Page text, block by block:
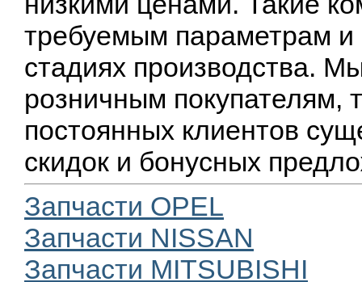
требуемым параметрам и
стадиях производства.
розничным покупателям,
постоянных клиентов
скидок и бонусных
Запчасти OPEL
Запчасти NISSAN
Запчасти MITSUBISHI